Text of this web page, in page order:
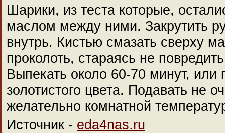
Шарики, из теста которые,
маслом между ними. Закрутить
внутрь. Кистью смазать сверху
проколоть, стараясь не
Выпекать около 60-70 минут, или
золотистого цвета. Подавать не
желательно комнатной
Источник - eda4nas.ru